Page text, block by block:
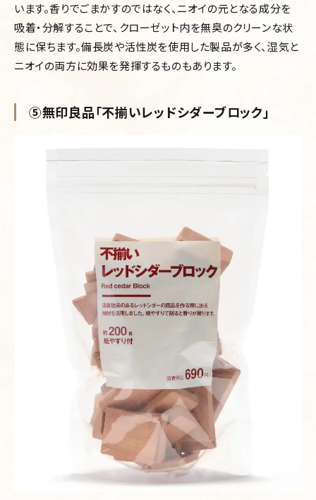
います。香りでごまかすのではなく、ニオイの元となる成分を
吸着・分解することで、クローゼット内を無臭のクリーンな状
態に保ちます。備長炭や活性炭を使用した製品が多く、湿気と
ニオイの両方に効果を発揮するものもあります。
⑤無印良品「不揃いレッドシダーブロック」